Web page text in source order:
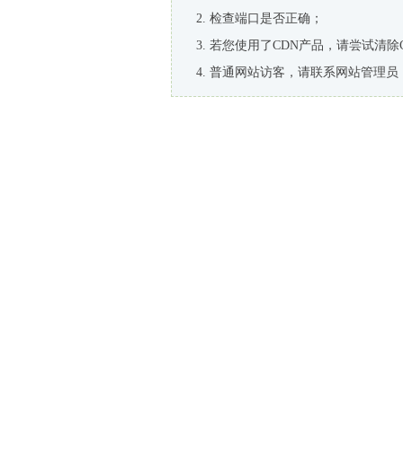
检查端口是否正确；
若您使用了CDN产品，请尝试清除
普通网站访客，请联系网站管理员